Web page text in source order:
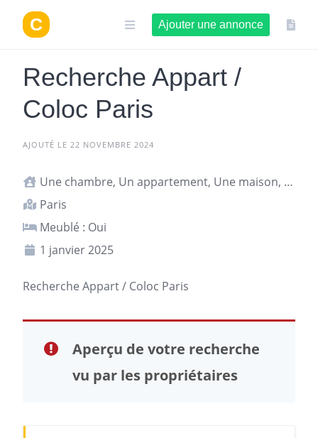
contenu
Ajouter une annonce
Recherche Appart /
Coloc Paris
AJOUTÉ LE 22 NOVEMBRE 2024
Une chambre, Un appartement, Une maison, Studio ou T1
Paris
Meublé : Oui
1 janvier 2025
Recherche Appart/ Coloc Paris
Aperçu de votre recherche
vu par les propriétaires